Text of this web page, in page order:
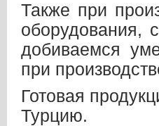
Также при
оборудования,
добиваемся
при
Готовая
Турцию.